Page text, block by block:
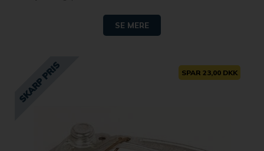
SE MERE
SPAR 23,00 DKK